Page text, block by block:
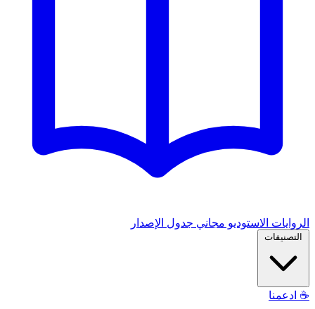
الروايات الاستوديو مجاني جدول الإصدار
التصنيفات
☕ ادعمنا